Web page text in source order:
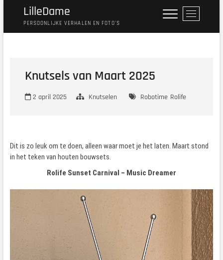
LilleDame
PERSOONLIJKE VERHALEN EN FOTO'S
M
e
n
Knutsels van Maart 2025
2 april 2025 Knutselen Robotime Rolife
Dit is zo leuk om te doen, alleen waar moet je het laten. Maart stond
in het teken van houten bouwsets.
Rolife Sunset Carnival – Music Dreamer